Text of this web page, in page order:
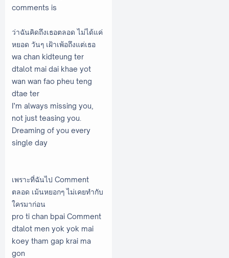
comments is
ว่าฉันคิดถึงเธอตลอด ไม่ได้แค่
หยอด วันๆ เฝ้าเพ้อถึงแต่เธอ
wa chan kidteung ter
dtalot mai dai khae yot
wan wan fao pheu teng
dtae ter
I’m always missing you,
not just teasing you.
Dreaming of you every
single day
เพราะที่ฉันไป Comment
ตลอด เม้นหยอกๆ ไม่เคยทำกับ
ใครมาก่อน
pro ti chan bpai Comment
dtalot men yok yok mai
koey tham gap krai ma
gon